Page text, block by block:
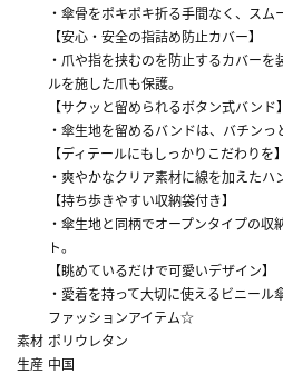
・傘骨をポキポキ折る手間なく、スム
【安心・安全の指詰め防止カバー】
・爪や指を挟むのを防止するカバー
ルを施した爪も保護。
【サクッと留められるボタン式バンド】
・傘生地を留めるバンドは、バチンっ
【ディテールにもしっかりこだわりを】
・爽やかなクリア素材に線を加えたハ
【持ち歩きやすい収納袋付き】
・傘生地と同柄でオープンタイプの
ト。
【眺めているだけで可愛いデザイン】
・愛着を持って大切に使えるビニー
ファッションアイテム☆
素材 ポリウレタン
生産 中国